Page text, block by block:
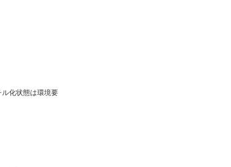
化状態は環境要